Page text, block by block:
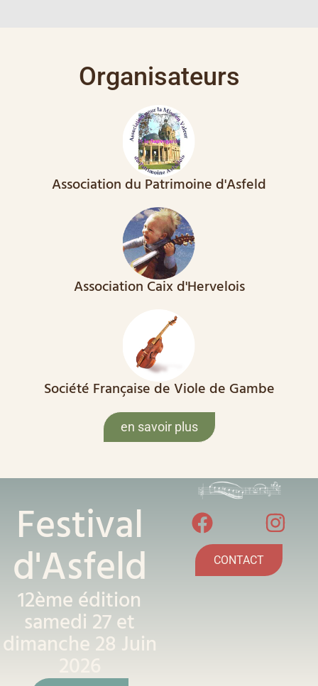
Organisateurs
Association du Patrimoine d'Asfeld
Association Caix d'Hervelois
Société Française de Viole de Gambe
en savoir plus
Festival
d'Asfeld
12ème édition
samedi 27 et
dimanche 28 Juin
CONTACT